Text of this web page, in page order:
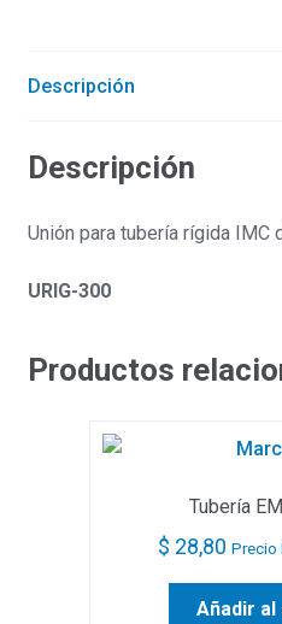
Descripción
Descripción
Unión para tubería rígida IMC
URIG-300
Productos
Tubería
$ 28,80 Precio
Añadir